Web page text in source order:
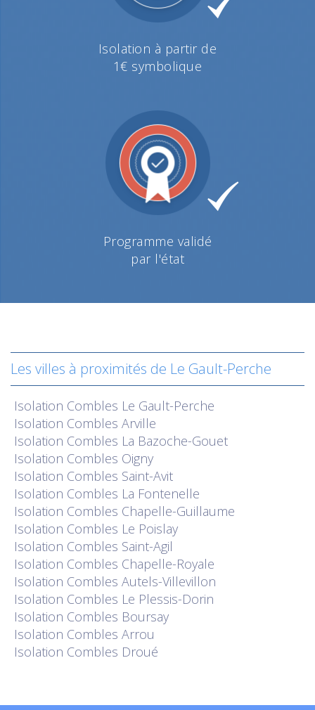
Isolation à partir de
1€ symbolique
Programme validé
par l'état
Les villes à proximités de Le Gault-Perche
Isolation Combles Le Gault-Perche
Isolation Combles Arville
Isolation Combles La Bazoche-Gouet
Isolation Combles Oigny
Isolation Combles Saint-Avit
Isolation Combles La Fontenelle
Isolation Combles Chapelle-Guillaume
Isolation Combles Le Poislay
Isolation Combles Saint-Agil
Isolation Combles Chapelle-Royale
Isolation Combles Autels-Villevillon
Isolation Combles Le Plessis-Dorin
Isolation Combles Boursay
Isolation Combles Arrou
Isolation Combles Droué